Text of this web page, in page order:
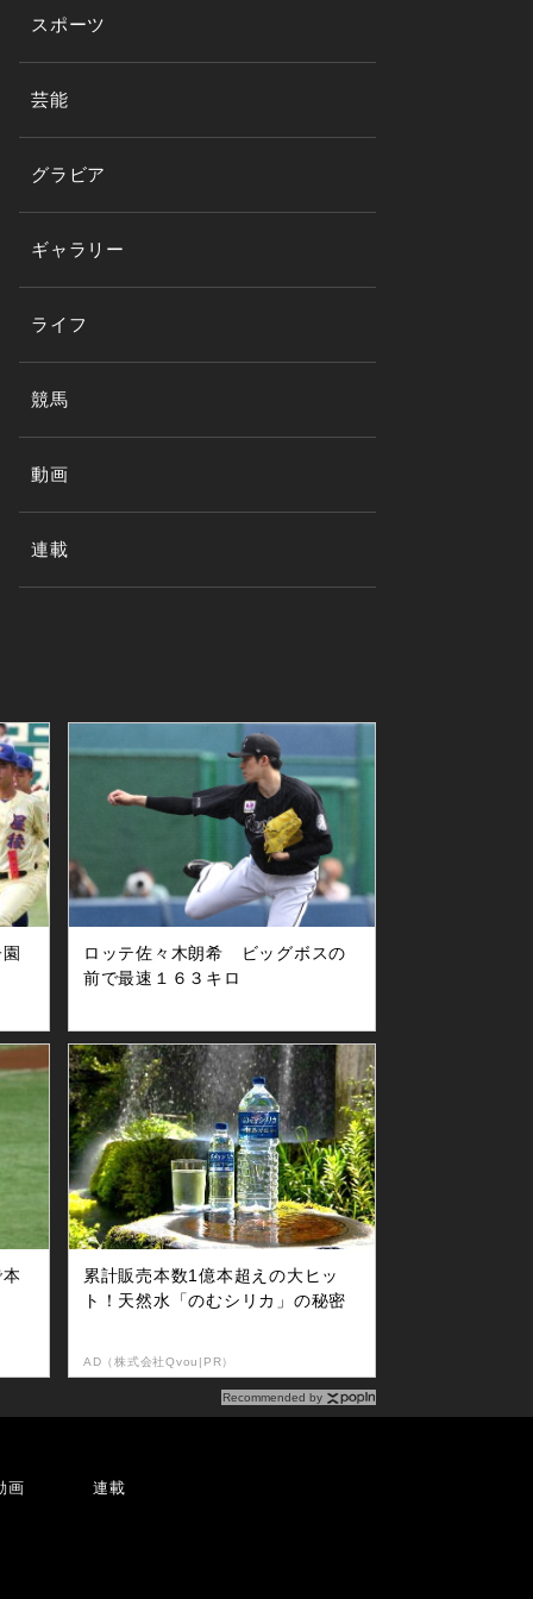
スポーツ
芸能
グラビア
ギャラリー
ライフ
競馬
動画
連載
ロッテ佐々木朗希 ビッグボスの
前で最速１６３キロ
累計販売本数1億本超えの大ヒッ
ト！天然水「のむシリカ」の秘密
AD（株式会社Qvou|PR）
Recommended by
画 連載